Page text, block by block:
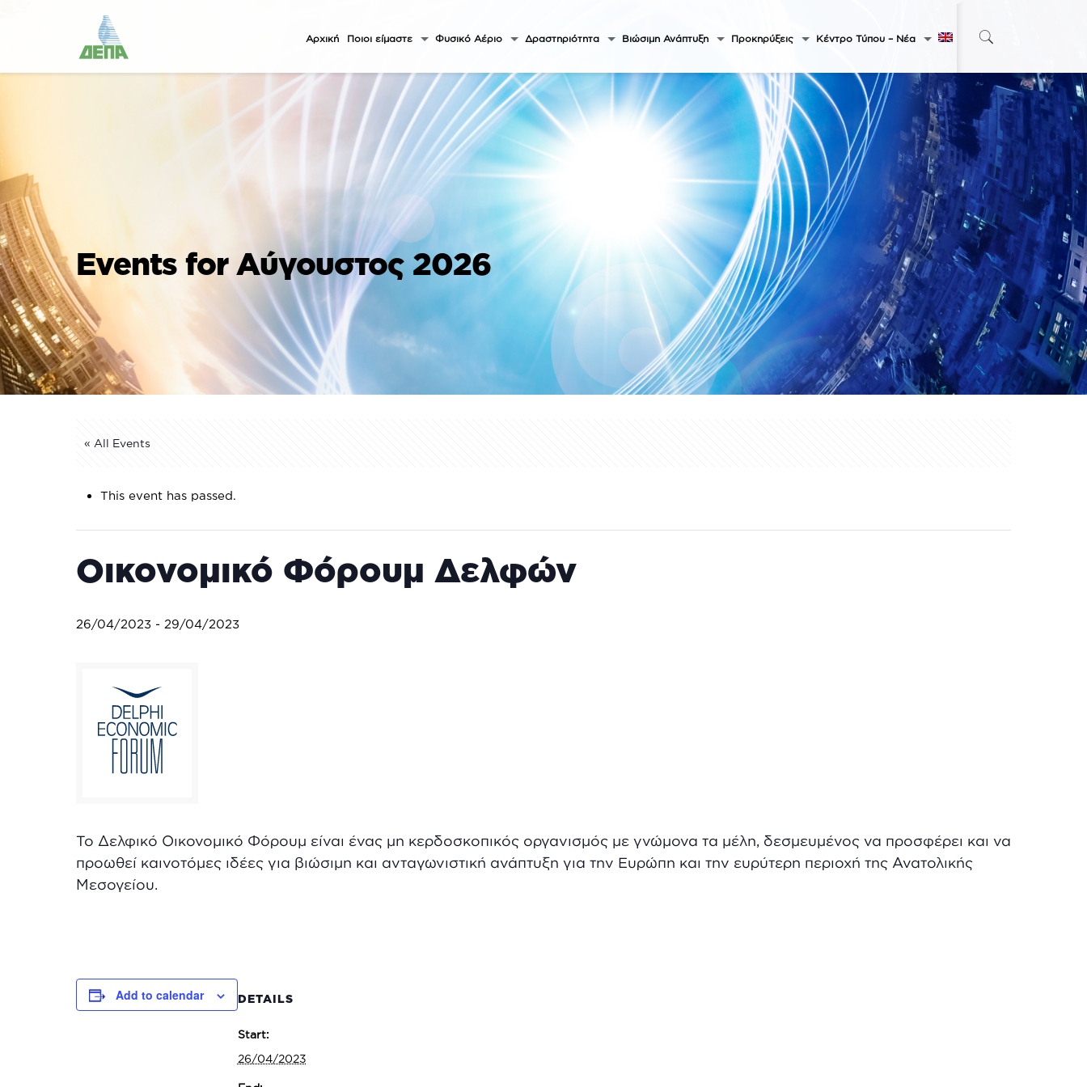
Αρχική Ποιοι είμαστε Φυσικό Αέριο Δραστηριότητα Βιώσιμη Ανάπτυξη Προκηρύξεις Κέντρο Τύπου – Νέα
Events for Αύγουστος 2026
« All Events
This event has passed.
Οικονομικό Φόρουμ Δελφών
26/04/2023 - 29/04/2023
Το Δελφικό Οικονομικό Φόρουμ είναι ένας μη κερδοσκοπικός οργανισμός με γνώμονα τα μέλη, δεσμευμένος να προσφέρει και να
προωθεί καινοτόμες ιδέες για βιώσιμη και ανταγωνιστική ανάπτυξη για την Ευρώπη και την ευρύτερη περιοχή της Ανατολικής
Μεσογείου.
Add to calendar DETAILS
Start:
26/04/2023